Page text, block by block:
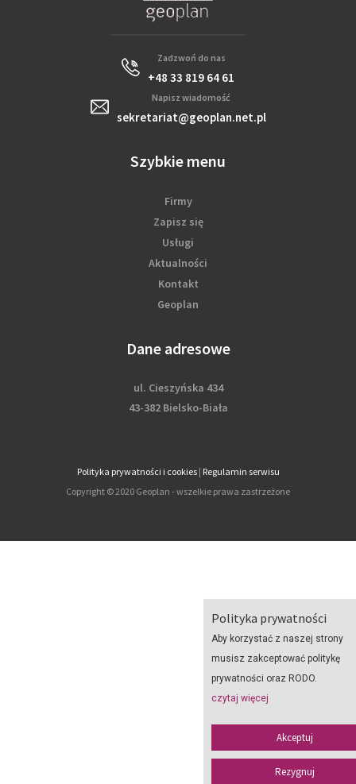
Polityka prywatności
Aby korzystać z naszej strony
musisz zakceptować politykę
prywatności oraz RODO.
czytaj więcej
Akceptuj
Rezygnuj
Zadzwoń do nas
+48 33 819 64 61
Napisz wiadomość
sekretariat@geoplan.net.pl
Szybkie menu
Firmy
Zapisz się
Usługi
Aktualności
Kontakt
Geoplan
Dane adresowe
ul. Cieszyńska 434
43-382 Bielsko-Biała
Polityka prywatności i cookies| Regulamin serwisu
Copyright © 2020 Geoplan - wszelkie prawa zastrzeżone